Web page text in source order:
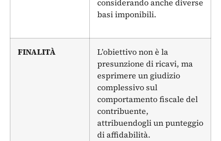
considerando anche diverse
basi imponibili.
FINALITÀ
L’obiettivo non è la
presunzione di ricavi, ma
esprimere un giudizio
complessivo sul
comportamento fiscale del
contribuente,
attribuendogli un punteggio
di affidabilità.